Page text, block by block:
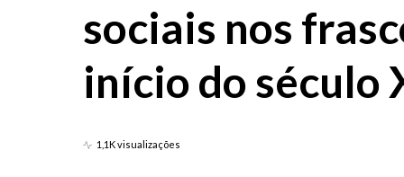
sociais nos
início do século
1,1K visualizações